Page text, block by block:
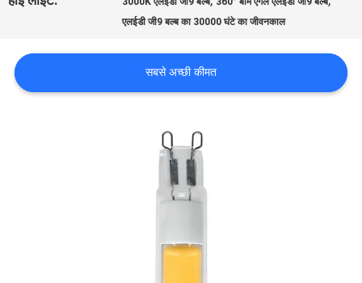
कारखाना
एलईडी जी9 बल्ब का 30000 घंटे का जीवनकाल
सबसे अच्छी कीमत